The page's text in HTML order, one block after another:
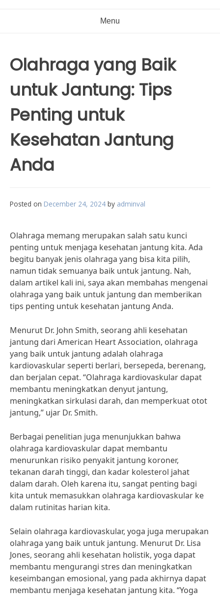
Menu
Olahraga yang Baik
untuk Jantung: Tips
Penting untuk
Kesehatan Jantung
Anda
Posted on December 24, 2024 by adminval
Olahraga memang merupakan salah satu kunci
penting untuk menjaga kesehatan jantung kita. Ada
begitu banyak jenis olahraga yang bisa kita pilih,
namun tidak semuanya baik untuk jantung. Nah,
dalam artikel kali ini, saya akan membahas mengenai
olahraga yang baik untuk jantung dan memberikan
tips penting untuk kesehatan jantung Anda.
Menurut Dr. John Smith, seorang ahli kesehatan
jantung dari American Heart Association, olahraga
yang baik untuk jantung adalah olahraga
kardiovaskular seperti berlari, bersepeda, berenang,
dan berjalan cepat. “Olahraga kardiovaskular dapat
membantu meningkatkan denyut jantung,
meningkatkan sirkulasi darah, dan memperkuat otot
jantung,” ujar Dr. Smith.
Berbagai penelitian juga menunjukkan bahwa
olahraga kardiovaskular dapat membantu
menurunkan risiko penyakit jantung koroner,
tekanan darah tinggi, dan kadar kolesterol jahat
dalam darah. Oleh karena itu, sangat penting bagi
kita untuk memasukkan olahraga kardiovaskular ke
dalam rutinitas harian kita.
Selain olahraga kardiovaskular, yoga juga merupakan
olahraga yang baik untuk jantung. Menurut Dr. Lisa
Jones, seorang ahli kesehatan holistik, yoga dapat
membantu mengurangi stres dan meningkatkan
keseimbangan emosional, yang pada akhirnya dapat
membantu menjaga kesehatan jantung kita. “Yoga